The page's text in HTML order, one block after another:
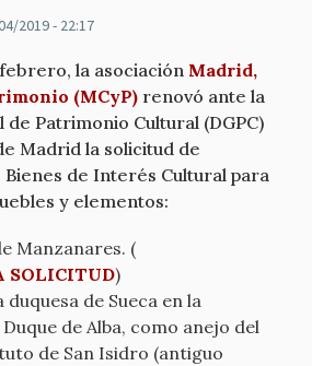
2019 - 22:17
la asociación Madrid,
(MCyP) renovó ante la
Patrimonio Cultural (DGPC)
Madrid la solicitud de
de Interés Cultural para
y elementos:
Manzanares. (
SOLICITUD)
duquesa de Sueca en la
de Alba, como anejo del
de San Isidro (antiguo